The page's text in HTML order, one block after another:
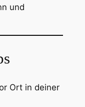
und
Ort in deiner